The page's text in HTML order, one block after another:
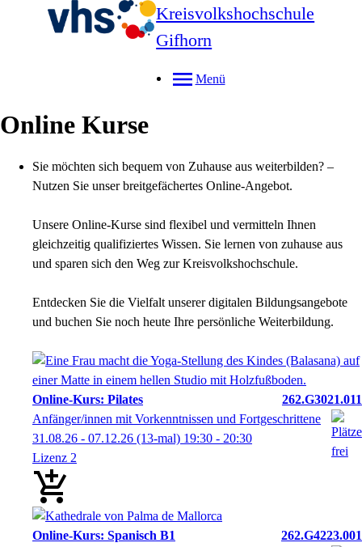
Kreisvolkshochschule
Gifhorn
Menü
Online Kurse
Sie möchten sich bequem von Zuhause aus weiterbilden? –
Nutzen Sie unser breitgefächertes Online-Angebot.
Unsere Online-Kurse sind flexibel und vermitteln Ihnen
gleichzeitig qualifiziertes Wissen. Sie lernen von zuhause aus
und sparen sich den Weg zur Kreisvolkshochschule.
Entdecken Sie die Vielfalt unserer digitalen Bildungsangebote
und buchen Sie noch heute Ihre persönliche Weiterbildung.
Online-Kurs: Pilates
262.G3021.011
Anfänger/innen mit Vorkenntnissen und Fortgeschrittene
31.08.26 - 07.12.26 (13-mal) 19:30 - 20:30
Lizenz 2
Online-Kurs: Spanisch B1
262.G4223.001